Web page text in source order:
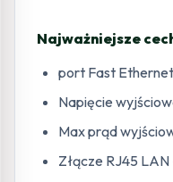
Najważniejsze
port Fast Ethernet
Napięcie
Max prąd
Złącze RJ45